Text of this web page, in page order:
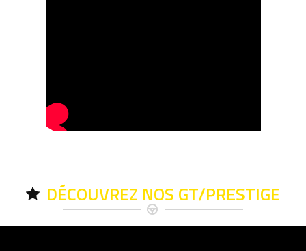
DÉCOUVREZ NOS GT/PRESTIGE